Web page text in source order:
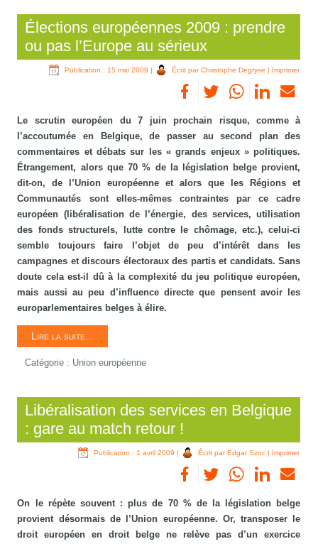
Élections européennes 2009 : prendre
ou pas l’Europe au sérieux
Publication : 15 mai 2009 | Écrit par Christophe Degryse | Imprimer
Le scrutin européen du 7 juin prochain risque, comme à
l’accoutumée en Belgique, de passer au second plan des
commentaires et débats sur les « grands enjeux » politiques.
Étrangement, alors que 70 % de la législation belge provient,
dit-on, de l’Union européenne et alors que les Régions et
Communautés sont elles-mêmes contraintes par ce cadre
européen (libéralisation de l’énergie, des services, utilisation
des fonds structurels, lutte contre le chômage, etc.), celui-ci
semble toujours faire l’objet de peu d’intérêt dans les
campagnes et discours électoraux des partis et candidats. Sans
doute cela est-il dû à la complexité du jeu politique européen,
mais aussi au peu d’influence directe que pensent avoir les
europarlementaires belges à élire.
Lire la suite...
Catégorie : Union européenne
Libéralisation des services en Belgique
: gare au match retour !
Publication : 1 avril 2009 | Écrit par Edgar Szoc | Imprimer
On le répète souvent : plus de 70 % de la législation belge
provient désormais de l’Union européenne. Or, transposer le
droit européen en droit belge ne relève pas d’un exercice